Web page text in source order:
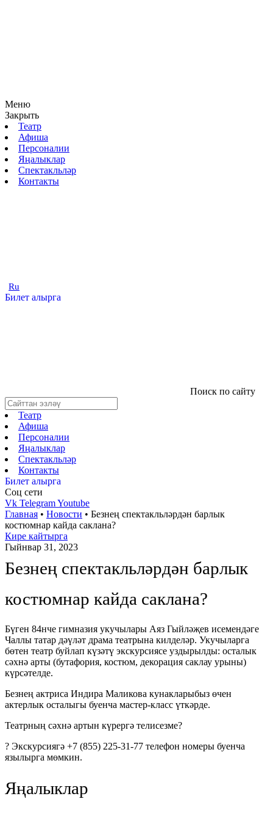
Меню
Закрыть
Театр
Афиша
Персоналии
Яңалыклар
Спектакльләр
Контакты
Ru
Билет алырга
Поиск по сайту
Театр
Афиша
Персоналии
Яңалыклар
Спектакльләр
Контакты
Билет алырга
Соц cети
Vk TelegramYoutube
Главная • Новости • Безнең спектакльләрдән барлык
костюмнар кайда саклана?
Кире кайтырга
Гыйнвар 31, 2023
Безнең спектакльләрдән барлык
костюмнар кайда саклана?
Бүген 84нче гимназия укучылары Аяз Гыйләҗев исемендәге
Чаллы татар дәүләт драма театрына килделәр. Укучыларга
бөтен театр буйлап күзәтү экскурсиясе уздырылды: осталык
сәхнә арты (бутафория, костюм, декорация саклау урыны)
күрсәтелде.
Безнең актриса Индира Маликова кунакларыбыз өчен
актерлык осталыгы буенча мастер-класс үткәрде.
Театрның сәхнә артын күрергә телисезме?
? Экскурсиягә +7 (855) 225-31-77 телефон номеры буенча
язылырга мөмкин.
Яңалыклар